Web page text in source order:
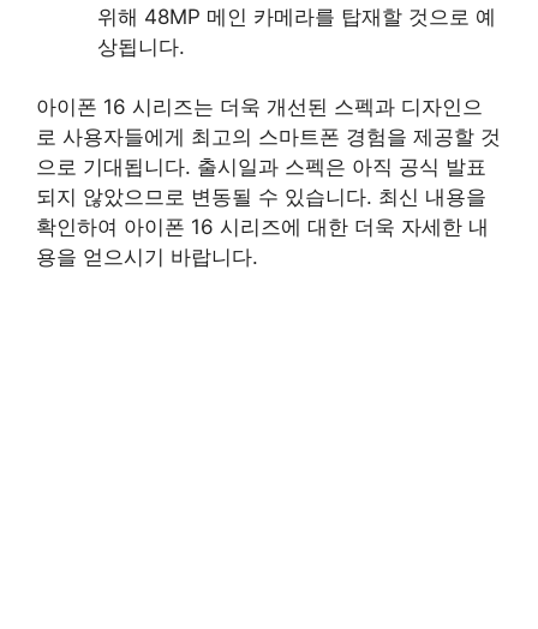
위해 48MP 메인 카메라를 탑재할 것으로 예
상됩니다.
아이폰 16 시리즈는 더욱 개선된 스펙과 디자인으
로 사용자들에게 최고의 스마트폰 경험을 제공할 것
으로 기대됩니다. 출시일과 스펙은 아직 공식 발표
되지 않았으므로 변동될 수 있습니다. 최신 내용을
확인하여 아이폰 16 시리즈에 대한 더욱 자세한 내
용을 얻으시기 바랍니다.